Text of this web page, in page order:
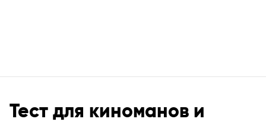
Тест для киноманов и